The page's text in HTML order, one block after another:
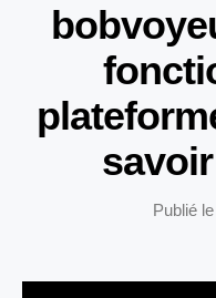
Publié le